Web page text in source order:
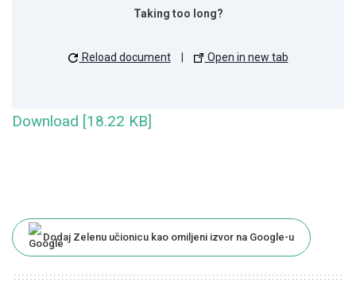
Taking too long?
Reload document Open in new tab
Download [18.22 KB]
Dodaj Zelenu učionicu kao omiljeni izvor na Google-u